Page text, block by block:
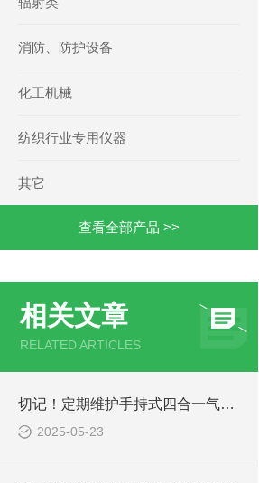
消防、防护设备
化工机械
纺织行业专用仪器
其它
查看全部产品 >>
相关文章
RELATED ARTICLES
切记！定期维护手持式四合一气体检测仪才能提升整体工作效率
2025-05-23